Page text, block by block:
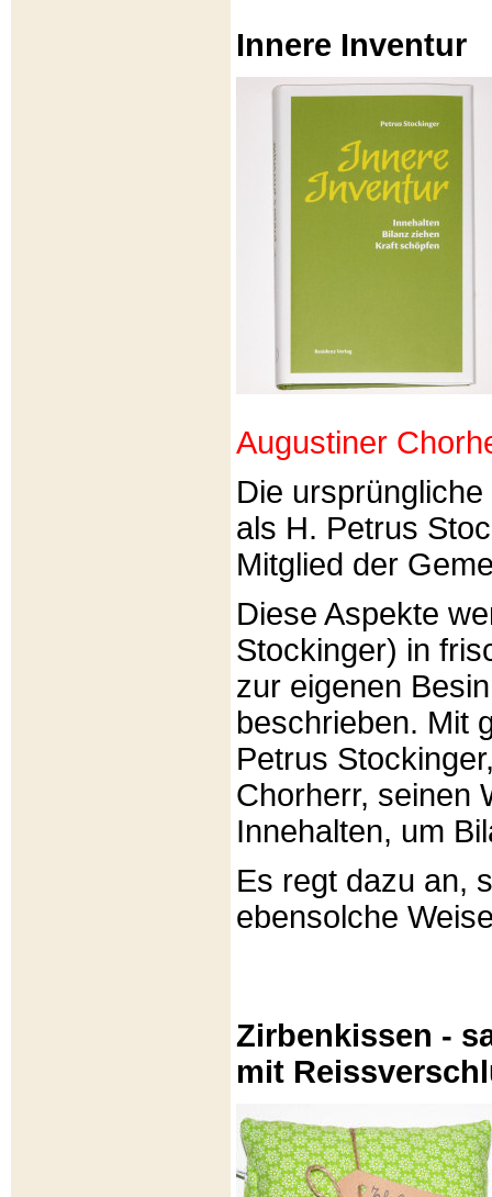
Innere Inventur
Augustiner
Die
als H. Petrus
Mitglied der
Diese Aspekte
Stockinger) in
zur eigenen
beschrieben. Mit
Petrus
Chorherr, seinen
Innehalten, um
Es regt dazu an,
ebensolche
Zirbenkissen -
mit